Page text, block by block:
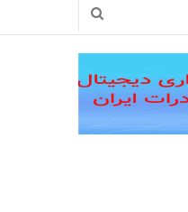
جستجو